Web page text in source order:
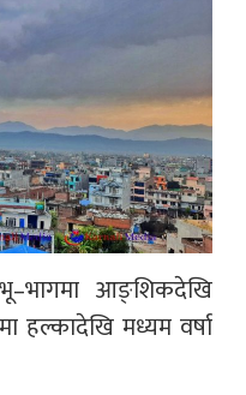
आङ्शिकदेखि
हल्कादेखि मध्यम वर्षा